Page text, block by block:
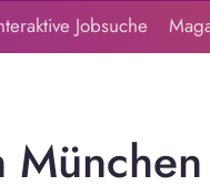
Jobsuche
München